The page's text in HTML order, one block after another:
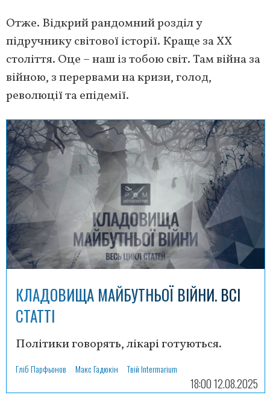
Отже. Відкрий рандомний розділ у
підручнику світової історії. Краще за ХХ
століття. Оце – наш із тобою світ. Там війна за
війною, з перервами на кризи, голод,
революції та епідемії.
КЛАДОВИЩА МАЙБУТНЬОЇ ВІЙНИ. ВСІ
СТАТТІ
Політики говорять, лікарі готуються.
Гліб Парфьонов Макс Гадюкін Твій Intermarium
18:00 12.08.2025